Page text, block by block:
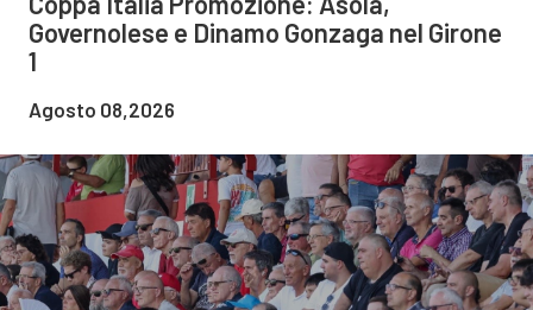
Governolese e Dinamo Gonzaga nel Girone
1
Agosto 08,2026